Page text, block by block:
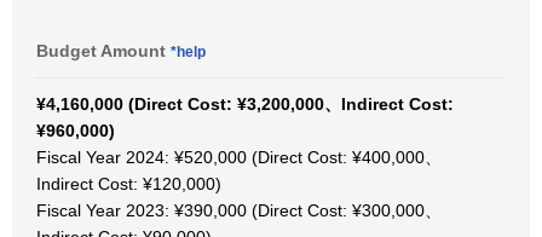
Budget Amount *help
¥4,160,000 (Direct Cost: ¥3,200,000、Indirect Cost:
¥960,000)
Fiscal Year 2024: ¥520,000 (Direct Cost: ¥400,000、
Indirect Cost: ¥120,000)
Fiscal Year 2023: ¥390,000 (Direct Cost: ¥300,000、